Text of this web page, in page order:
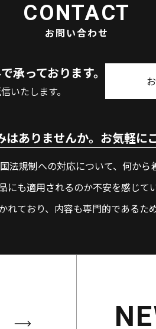
CONTACT
お問い合わせ
承っております。
いたします。
はありませんか。お気軽に
法規制への対応について、何から
にも適用されるのか不安を感じて
れており、内容も専門的であるた